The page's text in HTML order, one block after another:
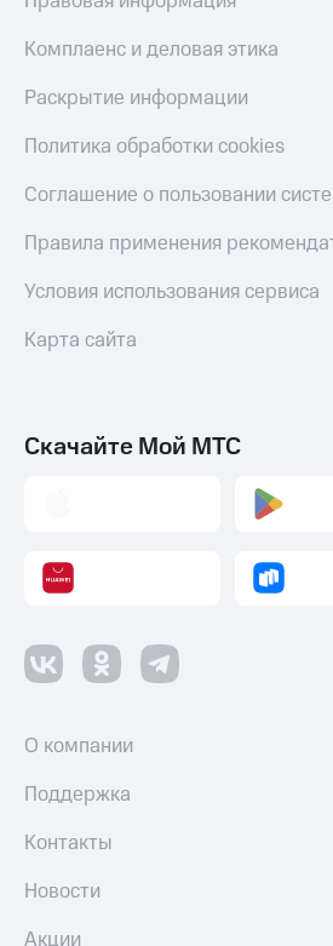
Комплаенс и деловая этика
Раскрытие информации
Политика обработки cookies
Соглашение о пользовании
Правила применения
Условия использования сервиса
Карта сайта
Скачайте Мой МТС
О компании
Поддержка
Контакты
Новости
Акции